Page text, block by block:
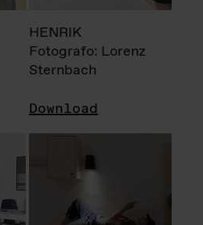
HENRIK
Fotografo: Lorenz
Sternbach
Download